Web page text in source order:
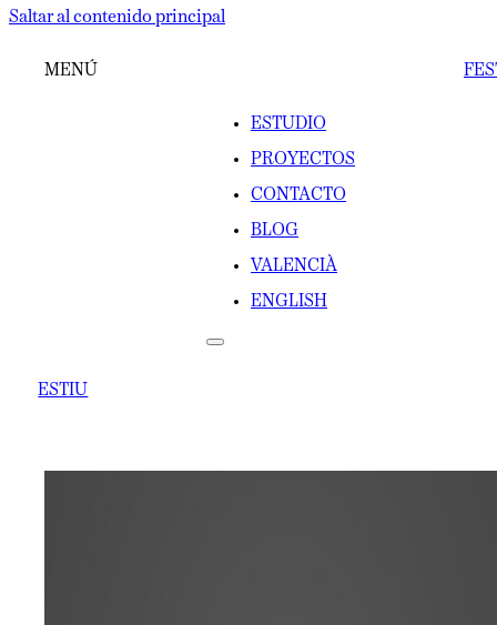
Saltar al contenido principal
MENÚ
ESTUDIO
PROYECTOS
CONTACTO
BLOG
VALENCIÀ
ENGLISH
ESTIU